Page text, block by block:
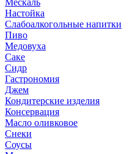
Мескаль
Настойка
Слабоалкогольные напитки
Пиво
Медовуха
Саке
Сидр
Гастрономия
Джем
Кондитерские изделия
Консервация
Масло оливковое
Снеки
Соусы